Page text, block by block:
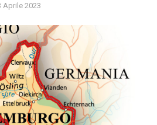
Aprile 2023